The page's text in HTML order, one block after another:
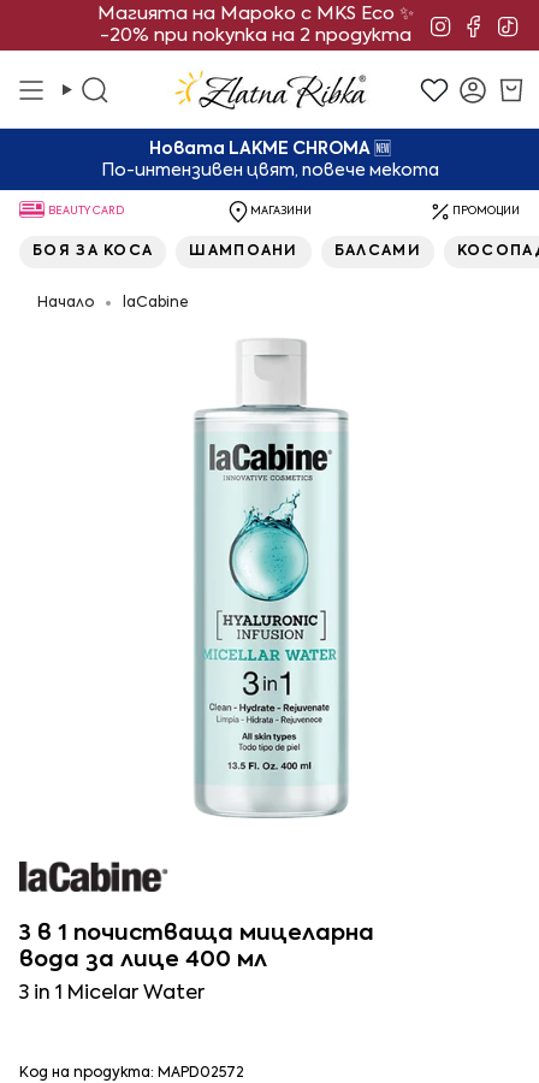
Преминете
Новата LAKME CHROMA 🆕
По-интензивен цвят, повече мекота
Магията на Мароко с MKS Eco ✨
-20% при покупка на 2 продукта
Търсене
BEAUTY CARD МАГАЗИНИ ПРОМОЦИИ
БОЯ ЗА КОСА ШАМПОАНИ БАЛСАМИ
Начало laCabine
3 в 1 почистваща мицеларна
вода за лице 400 мл
3 in 1 Micelar Water
Код на продукта: MAPD02572